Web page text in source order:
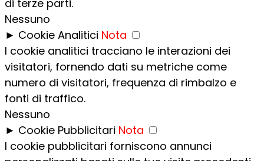
di terze parti.
Nessuno
► Cookie Analitici Nota
I cookie analitici tracciano le interazioni dei
visitatori, fornendo dati su metriche come
numero di visitatori, frequenza di rimbalzo e
fonti di traffico.
Nessuno
► Cookie Pubblicitari Nota
I cookie pubblicitari forniscono annunci